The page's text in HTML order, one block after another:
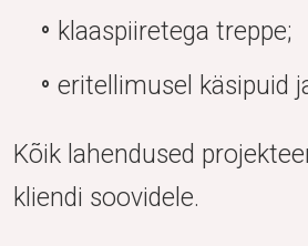
klaaspiiretega treppe;
eritellimusel käsipuid
Kõik lahendused
kliendi soovidele.